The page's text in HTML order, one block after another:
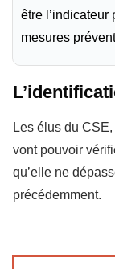
être
mesures
Les élus du
vont pouvoir
qu’elle ne
précédemment.